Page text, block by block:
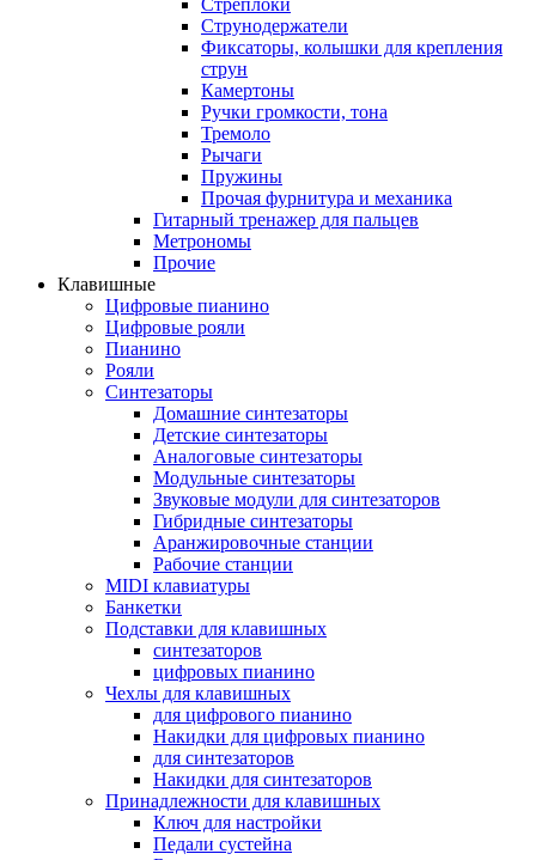
Стреплоки
Струнодержатели
Фиксаторы, колышки для крепления
струн
Камертоны
Ручки громкости, тона
Тремоло
Рычаги
Пружины
Прочая фурнитура и механика
Гитарный тренажер для пальцев
Метрономы
Прочие
Клавишные
Цифровые пианино
Цифровые рояли
Пианино
Рояли
Синтезаторы
Домашние синтезаторы
Детские синтезаторы
Аналоговые синтезаторы
Модульные синтезаторы
Звуковые модули для синтезаторов
Гибридные синтезаторы
Аранжировочные станции
Рабочие станции
MIDI клавиатуры
Банкетки
Подставки для клавишных
синтезаторов
цифровых пианино
Чехлы для клавишных
для цифрового пианино
Накидки для цифровых пианино
для синтезаторов
Накидки для синтезаторов
Принадлежности для клавишных
Ключ для настройки
Педали сустейна